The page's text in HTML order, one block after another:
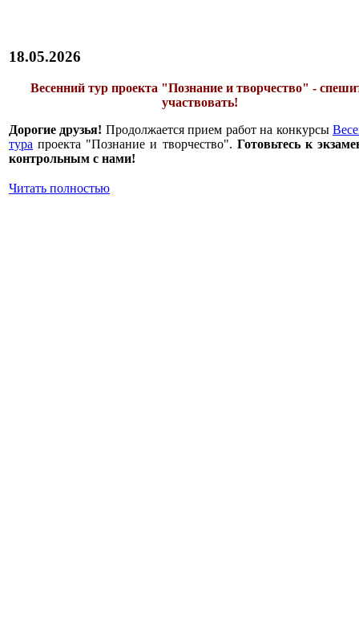
18.05.2026
Весенний тур проекта "Познание и творчество" -
участвовать!
Дорогие друзья! Продолжается прием работ на конкурсы
тура проекта "Познание и творчество". Готовьтесь к
контрольным с нами!
Читать полностью